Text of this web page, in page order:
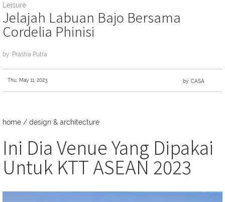
Leisure
Jelajah Labuan Bajo Bersama
Cordelia Phinisi
by: Prastia Putra
Thu, May 11, 2023 by: CASA
home / design & architecture
Ini Dia Venue Yang Dipakai
Untuk KTT ASEAN 2023